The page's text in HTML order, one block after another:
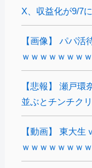
X、収益化が9/7
【画像】 パパ
ｗｗｗｗｗｗｗ
【悲報】 瀬戸
並ぶとチンチク
【動画】 東大
ｗｗｗｗｗｗｗｗ